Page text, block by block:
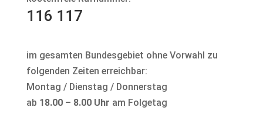
116 117
im gesamten Bundesgebiet ohne Vorwahl zu
folgenden Zeiten erreichbar:
Montag / Dienstag / Donnerstag
ab 18.00 – 8.00 Uhr am Folgetag